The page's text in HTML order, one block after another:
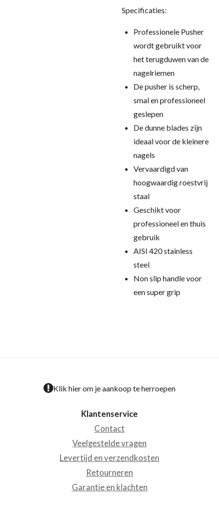
Specificaties:
Professionele Pusher
wordt gebruikt voor
het terugduwen van de
nagelriemen
De pusher is scherp,
smal en professioneel
geslepen
De dunne blades zijn
ideaal voor de kleinere
nagels
Vervaardigd van
hoogwaardig roestvrij
staal
Geschikt voor
professioneel en thuis
gebruik
AISI 420 stainless
steel
Non slip handle voor
een super grip
Klik hier om je aankoop te herroepen
Klantenservice
Contact
Veelgestelde vragen
Levertijd en verzendkosten
Retourneren
Garantie en klachten